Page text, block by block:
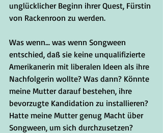
unglücklicher Beginn ihrer Quest, Fürstin
von Rackenroon zu werden.
Was wenn... was wenn Songween
entschied, daß sie keine unqualifizierte
Amerikanerin mit liberalen Ideen als ihre
Nachfolgerin wollte? Was dann? Könnte
meine Mutter darauf bestehen, ihre
bevorzugte Kandidation zu installieren?
Hatte meine Mutter genug Macht über
Songween, um sich durchzusetzen?